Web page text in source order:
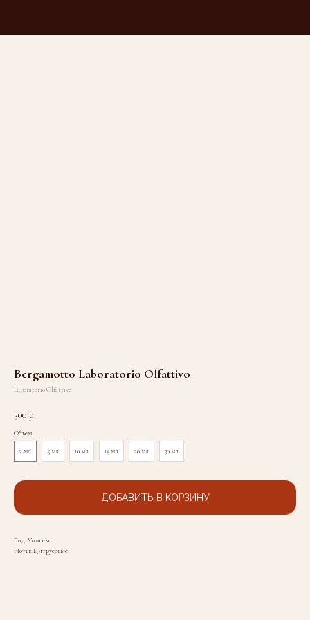
Bergamotto Laboratorio Olfattivo
Laboratorio Olfattivo
300 р.
Объем
2 мл 5 мл 10 мл 15 мл 20 мл 30 мл
ДОБАВИТЬ В КОРЗИНУ
Вид: Унисекс
Ноты: Цитрусовые